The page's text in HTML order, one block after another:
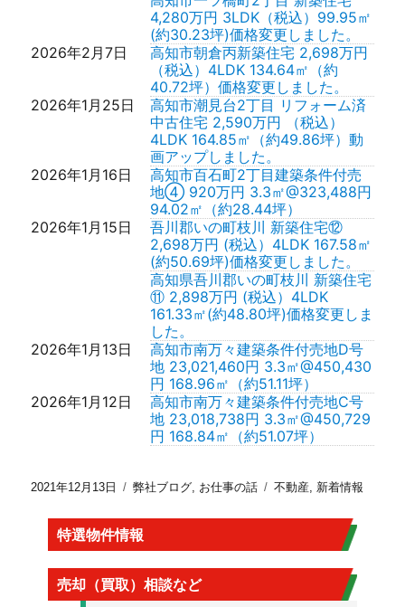
4,280万円 3LDK（税込）99.95㎡
(約30.23坪)価格変更しました。
2026年2月7日
高知市朝倉丙新築住宅 2,698万円
（税込）4LDK 134.64㎡（約
40.72坪）価格変更しました。
2026年1月25日
高知市潮見台2丁目 リフォーム済
中古住宅 2,590万円 （税込）
4LDK 164.85㎡（約49.86坪）動
画アップしました。
2026年1月16日
高知市百石町2丁目建築条件付売
地④ 920万円 3.3㎡@323,488円
94.02㎡（約28.44坪）
2026年1月15日
吾川郡いの町枝川 新築住宅⑫
2,698万円 (税込）4LDK 167.58㎡
(約50.69坪)価格変更しました。
高知県吾川郡いの町枝川 新築住宅
⑪ 2,898万円 (税込）4LDK
161.33㎡(約48.80坪)価格変更しま
した。
2026年1月13日
高知市南万々建築条件付売地D号
地 23,021,460円 3.3㎡@450,430
円 168.96㎡（約51.11坪）
2026年1月12日
高知市南万々建築条件付売地C号
地 23,018,738円 3.3㎡@450,729
円 168.84㎡（約51.07坪）
2021年12月13日 弊社ブログ, お仕事の話 不動産, 新着情報
特選物件情報
売却（買取）相談など